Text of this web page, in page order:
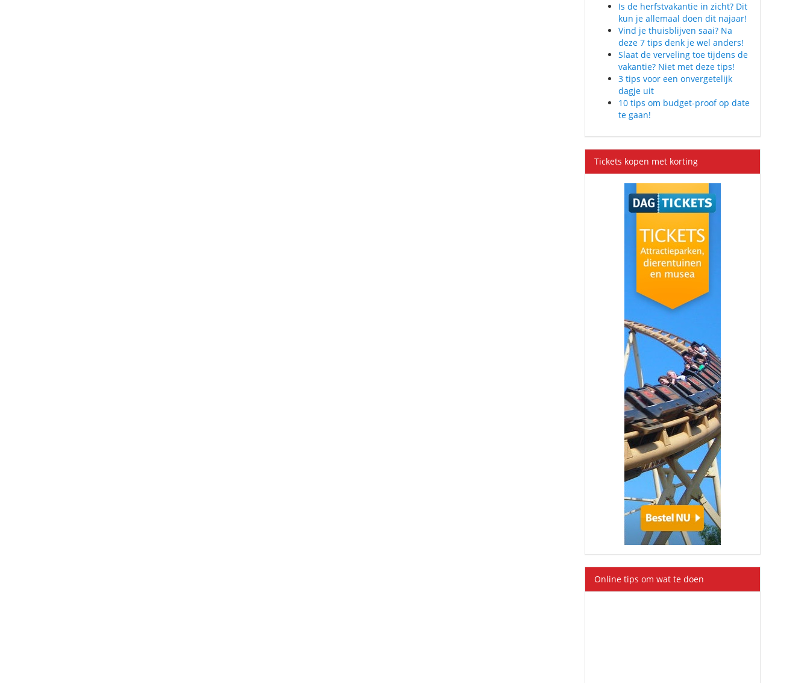
Is de herfstvakantie in zicht? Dit
kun je allemaal doen dit najaar!
Vind je thuisblijven saai? Na
deze 7 tips denk je wel anders!
Slaat de verveling toe tijdens de
vakantie? Niet met deze tips!
3 tips voor een onvergetelijk
dagje uit
10 tips om budget-proof op date
te gaan!
Tickets kopen met korting
Online tips om wat te doen